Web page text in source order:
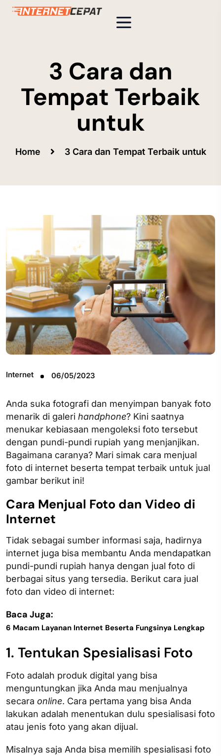
3 Cara dan
Tempat Terbaik
untuk
Home 3 Cara dan Tempat Terbaik untuk
Internet 06/05/2023
Anda suka fotografi dan menyimpan banyak foto
menarik di galeri handphone? Kini saatnya
menukar kebiasaan mengoleksi foto tersebut
dengan pundi-pundi rupiah yang menjanjikan.
Bagaimana caranya? Mari simak cara menjual
foto di internet beserta tempat terbaik untuk jual
gambar berikut ini!
Cara Menjual Foto dan Video di
Internet
Tidak sebagai sumber informasi saja, hadirnya
internet juga bisa membantu Anda mendapatkan
pundi-pundi rupiah hanya dengan jual foto di
berbagai situs yang tersedia. Berikut cara jual
foto dan video di internet:
Baca Juga:
6 Macam Layanan Internet Beserta Fungsinya Lengkap
1. Tentukan Spesialisasi Foto
Foto adalah produk digital yang bisa
menguntungkan jika Anda mau menjualnya
secara online. Cara pertama yang bisa Anda
lakukan adalah menentukan dulu spesialisasi foto
atau jenis foto yang akan dijual.
Misalnya saja Anda bisa memilih spesialisasi foto